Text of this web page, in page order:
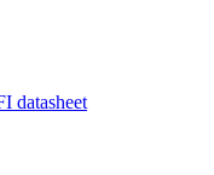
datasheet